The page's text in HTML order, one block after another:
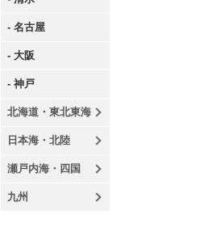
- 名古屋
- 大阪
- 神戸
北海道・東北東海
日本海・北陸
瀬戸内海・四国
九州